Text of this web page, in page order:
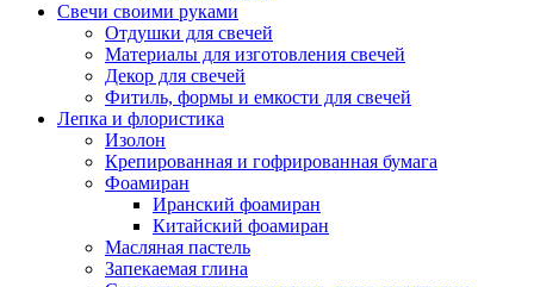
Свечи своими руками
Отдушки для свечей
Материалы для изготовления свечей
Декор для свечей
Фитиль, формы и емкости для свечей
Лепка и флористика
Изолон
Крепированная и гофрированная бумага
Фоамиран
Иранский фоамиран
Китайский фоамиран
Масляная пастель
Запекаемая глина